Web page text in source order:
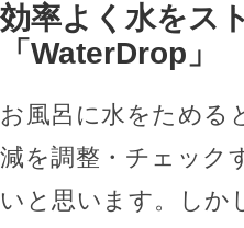
効率よく水をス
「WaterDrop」
お風呂に水をためる
減を調整・チェック
いと思います。しか